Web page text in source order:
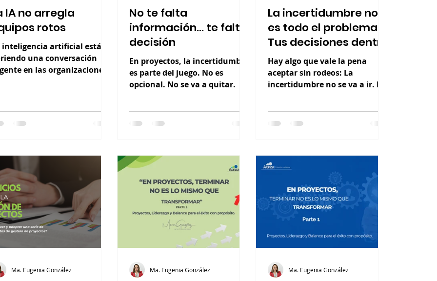
IA no arregla
rotos
inteligencia artificial está
una conversación
en las organizaciones.
No te falta
información… te falta
decisión
En proyectos, la incertidumbre
es parte del juego. No es
opcional. No se va a quitar.
La incertidumbre no
es todo el problema.
Tus decisiones dentro
de ella, sí.
Hay algo que vale la pena
aceptar sin rodeos: La
incertidumbre no se va a ir. Es
muchos siguen esperando el
incertidumbre. El riesgo está
en quedarse esperando
Ma. Eugenia González Ma. Eugenia González Ma. Eugenia González